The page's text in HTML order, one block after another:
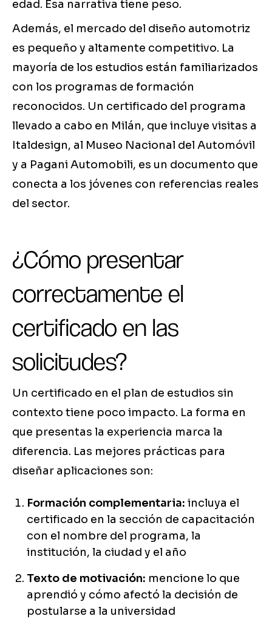
edad. Esa narrativa tiene peso.
Además, el mercado del diseño automotriz
es pequeño y altamente competitivo. La
mayoría de los estudios están familiarizados
con los programas de formación
reconocidos. Un certificado del programa
llevado a cabo en Milán, que incluye visitas a
Italdesign, al Museo Nacional del Automóvil
y a Pagani Automobili, es un documento que
conecta a los jóvenes con referencias reales
del sector.
¿Cómo presentar
correctamente el
certificado en las
solicitudes?
Un certificado en el plan de estudios sin
contexto tiene poco impacto. La forma en
que presentas la experiencia marca la
diferencia. Las mejores prácticas para
diseñar aplicaciones son:
Formación complementaria: incluya el
certificado en la sección de capacitación
con el nombre del programa, la
institución, la ciudad y el año
Texto de motivación: mencione lo que
aprendió y cómo afectó la decisión de
postularse a la universidad